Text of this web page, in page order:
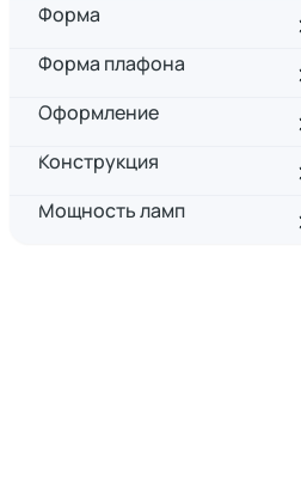
Форма
Форма плафона
Оформление
Конструкция
Мощность ламп